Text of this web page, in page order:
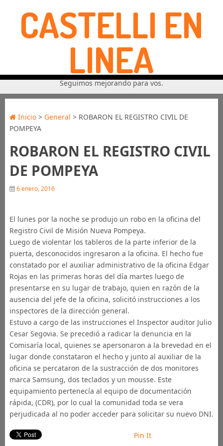
CASTELLI EN
LINEA
Seguimos mejorando para vos.
Inicio> General > ROBARON EL REGISTRO CIVIL DE
POMPEYA
ROBARON EL REGISTRO CIVIL
DE POMPEYA
6 enero, 2016
El lunes por la noche se produjo un robo en la oficina del
Registro Civil de Misión Nueva Pompeya.
Luego de violentar los tableros de la parte inferior de la
puerta, desconocidos ingresaron a la oficina. El hecho fue
constatado por el auxiliar administrativo de la oficina Edgar
Rojas en las primeras horas del día martes luego de
presentarse en su lugar de trabajo, quien en razón de la
ausencia del jefe de la oficina, solicitó instrucciones a los
inspectores de la dirección general.
Estuvo a cargo de las instrucciones el Inspector auditor Julio
Cesar Segovia. Se precedió a radicar la denuncia en la
Comisaría local, quienes se apersonaron a la brevedad en el
lugar donde constataron el hecho y junto al auxiliar de la
oficina se percataron de la sustracción de dos monitores
marca Samsung, dos teclados y un mousse. Este
equipamiento pertenecía al equipo de documentación
rápida, (CDR), por lo cual la comunidad toda se vera
perjudicada al no poder acceder para solicitar su nuevo DNI.
Pin It